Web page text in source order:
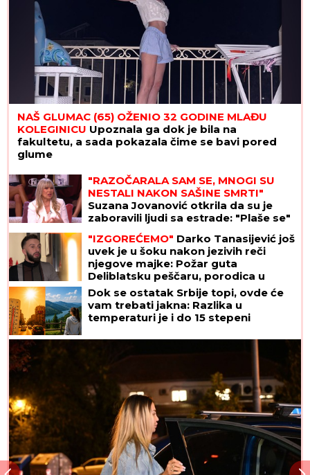
NAŠ GLUMAC (65) OŽENIO 32 GODINE MLAĐU
KOLEGINICU Upoznala ga dok je bila na
fakultetu, a sada pokazala čime se bavi pored
glume
"RAZOČARALA SAM SE, MNOGI SU
NESTALI NAKON SAŠINE SMRTI"
Suzana Jovanović otkrila da su je
zaboravili ljudi sa estrade: "Plaše se"
"IZGOREĆEMO" Darko Tanasijević još
uvek je u šoku nakon jezivih reči
njegove majke: Požar guta
Deliblatsku peščaru, porodica u
dramatičnoj borbi sa vatrenom
stihijom
Dok se ostatak Srbije topi, ovde će
vam trebati jakna: Razlika u
temperaturi je i do 15 stepeni